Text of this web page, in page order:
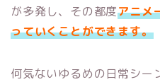
が多発し、その都度アニメ
っていくことができます。
何気ないゆるめの日常シー